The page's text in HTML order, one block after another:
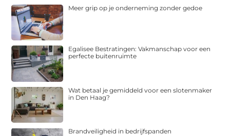
Meer grip op je onderneming zonder gedoe
Egalisee Bestratingen: Vakmanschap voor een
perfecte buitenruimte
Wat betaal je gemiddeld voor een slotenmaker
in Den Haag?
Brandveiligheid in bedrijfspanden